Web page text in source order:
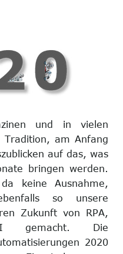
und in vielen
Tradition, am Anfang
auf das, was
bringen werden.
keine Ausnahme,
so unsere
Zukunft von RPA,
gemacht. Die
2020